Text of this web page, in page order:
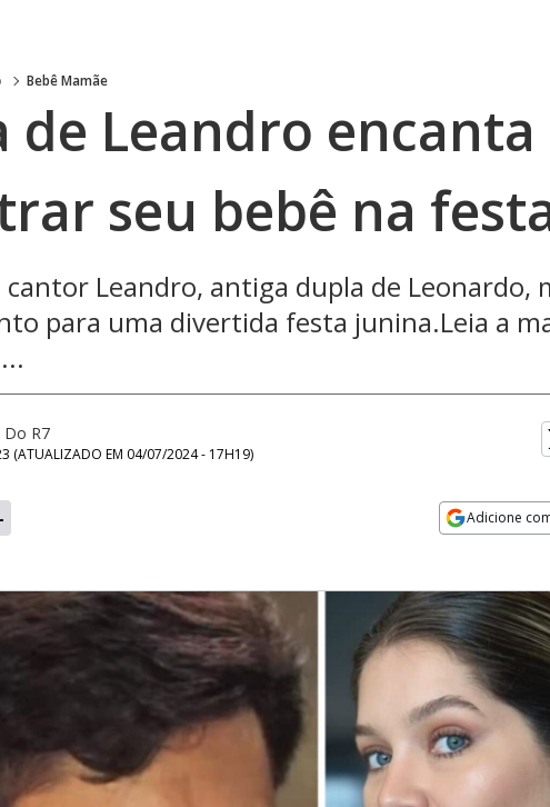
Bebê Mamãe
de Leandro encanta
seu bebê na
cantor Leandro, antiga dupla de Leonardo,
para uma divertida festa junina.Leia a
Do R7
(ATUALIZADO EM 04/07/2024 - 17H19)
Adicione